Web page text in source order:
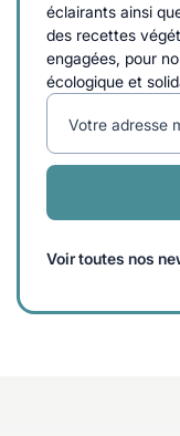
éclairants ainsi
des recettes
engagées, pour
écologique et
Votre adresse
Voir toutes nos